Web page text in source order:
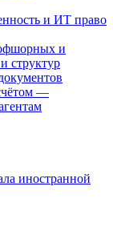
и ИТ право
и
структур
—
иностранной